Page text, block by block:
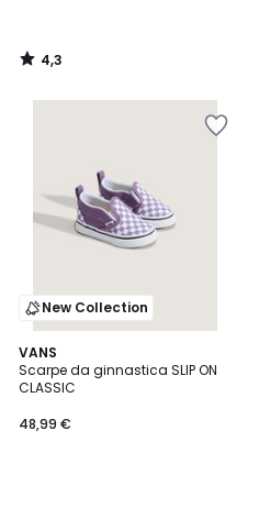
4,3
/
New Collection
VANS
Scarpe da ginnastica SLIP ON
CLASSIC
48,99 €